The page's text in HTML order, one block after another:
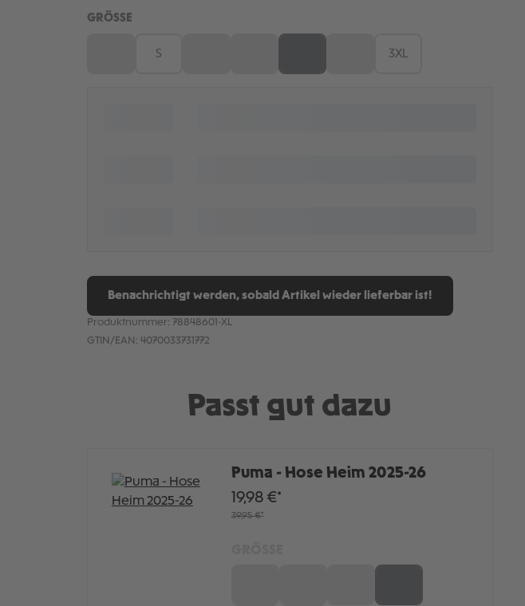
GRÖSSE AUSWÄHLEN
S 3XL
Benachrichtigt werden, sobald Artikel wieder lieferbar ist!
Produktnummer: 78848601-XL
GTIN/EAN: 4070033731772
Passt gut dazu
Puma - Hose Heim 2025-26
19,98 €*
39,95 €*